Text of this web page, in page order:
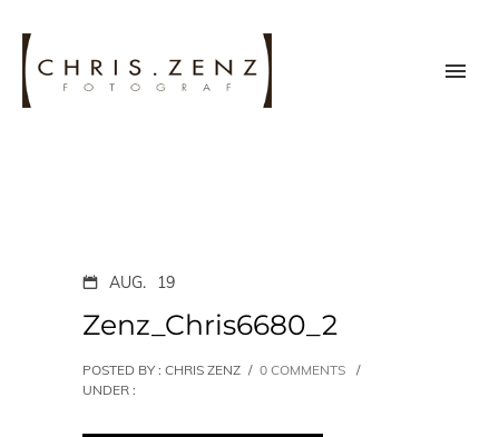
AUG. 19
Zenz_Chris6680_2
POSTED BY : CHRIS ZENZ / 0 COMMENTS
/
UNDER :